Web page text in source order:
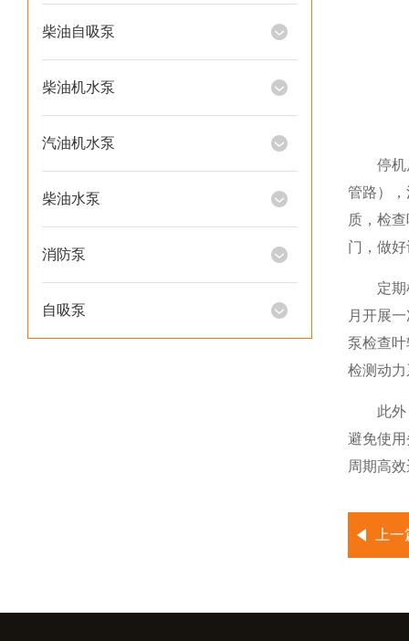
柴油自吸泵
柴油机水泵
汽油机水泵
柴油水泵
消防泵
自吸泵
停机后
管路）
质，检
门，做
定期检
月开展
泵检查
检测动
此外，
避免使
周期高
上